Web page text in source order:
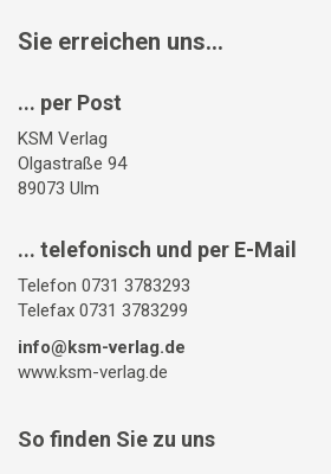
Sie erreichen uns...
... per Post
KSM Verlag
Olgastraße 94
89073 Ulm
... telefonisch und per E-Mail
Telefon 0731 3783293
Telefax 0731 3783299
info@ksm-verlag.de
www.ksm-verlag.de
So finden Sie zu uns